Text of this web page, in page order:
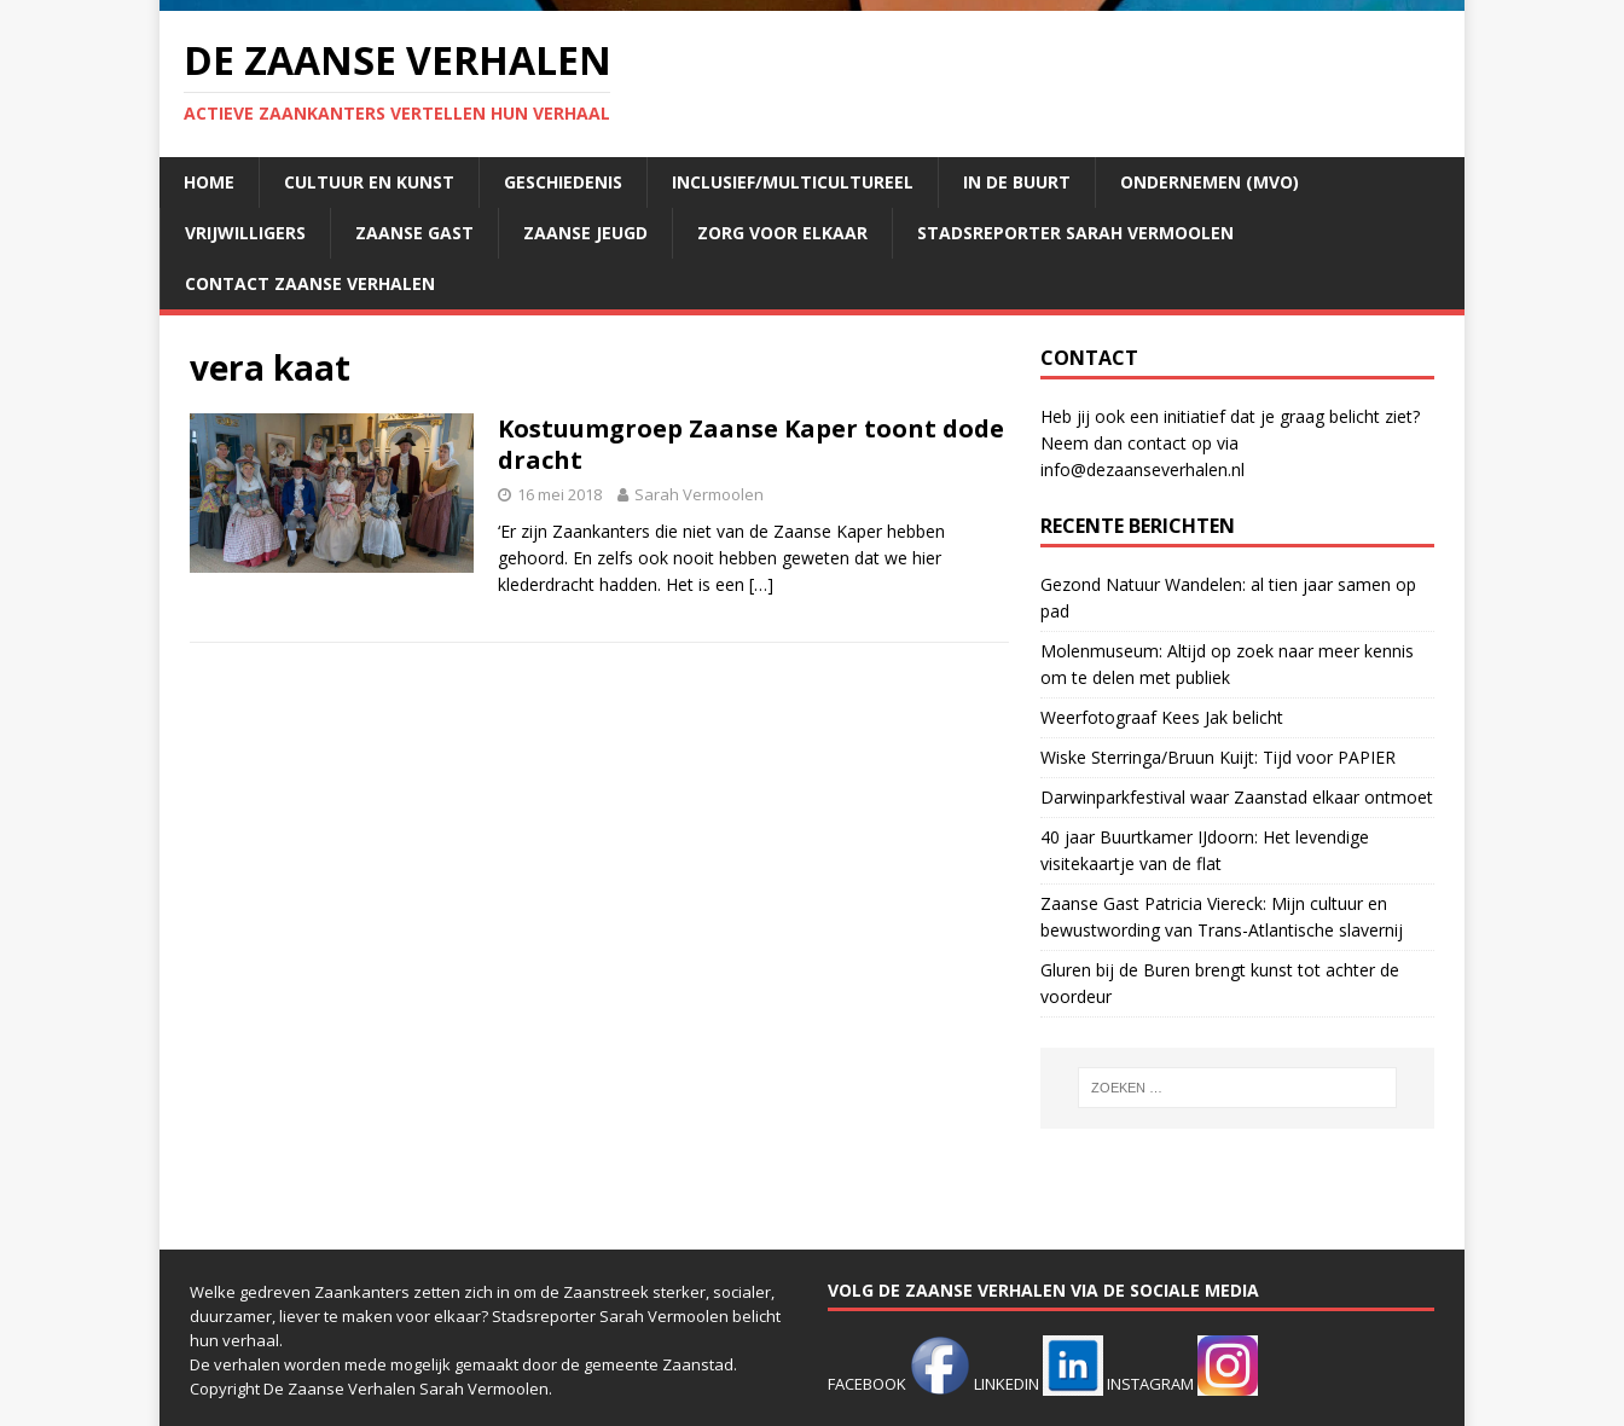
DE ZAANSE VERHALEN
ACTIEVE ZAANKANTERS VERTELLEN HUN VERHAAL
HOME CULTUUR EN KUNST GESCHIEDENIS INCLUSIEF/MULTICULTUREEL IN DE BUURT ONDERNEMEN (MVO)
VRIJWILLIGERS ZAANSE GAST ZAANSE JEUGD ZORG VOOR ELKAAR STADSREPORTER SARAH VERMOOLEN
CONTACT ZAANSE VERHALEN
vera kaat
Kostuumgroep Zaanse Kaper toont dode
dracht
16 mei 2018 Sarah Vermoolen
‘Er zijn Zaankanters die niet van de Zaanse Kaper hebben
gehoord. En zelfs ook nooit hebben geweten dat we hier
klederdracht hadden. Het is een […]
CONTACT
Heb jij ook een initiatief dat je graag belicht ziet?
Neem dan contact op via
info@dezaanseverhalen.nl
RECENTE BERICHTEN
Gezond Natuur Wandelen: al tien jaar samen op
pad
Molenmuseum: Altijd op zoek naar meer kennis
om te delen met publiek
Weerfotograaf Kees Jak belicht
Wiske Sterringa/Bruun Kuijt: Tijd voor PAPIER
Darwinparkfestival waar Zaanstad elkaar ontmoet
40 jaar Buurtkamer IJdoorn: Het levendige
visitekaartje van de flat
Zaanse Gast Patricia Viereck: Mijn cultuur en
bewustwording van Trans-Atlantische slavernij
Gluren bij de Buren brengt kunst tot achter de
voordeur
Welke gedreven Zaankanters zetten zich in om de Zaanstreek sterker, socialer,
duurzamer, liever te maken voor elkaar? Stadsreporter Sarah Vermoolen belicht
hun verhaal.
De verhalen worden mede mogelijk gemaakt door de gemeente Zaanstad.
Copyright De Zaanse Verhalen Sarah Vermoolen.
VOLG DE ZAANSE VERHALEN VIA DE SOCIALE MEDIA
FACEBOOK LINKEDIN INSTAGRAM